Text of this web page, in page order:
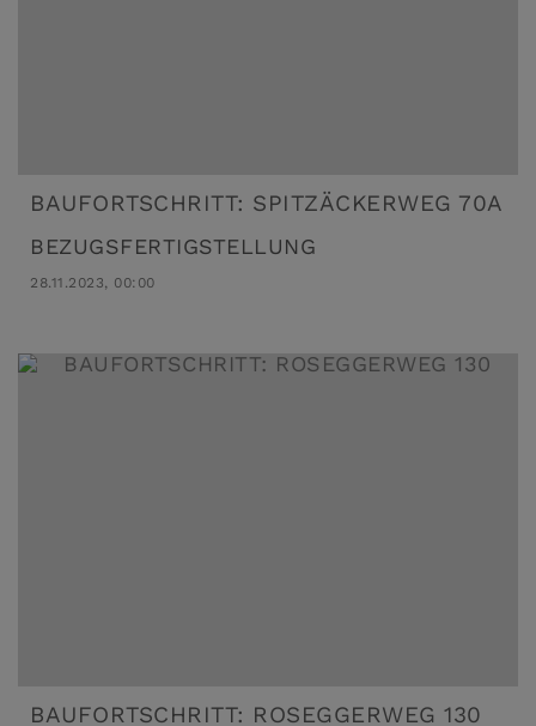
BAUFORTSCHRITT: SPITZÄCKERWEG 70A
BEZUGSFERTIGSTELLUNG
28.11.2023, 00:00
BAUFORTSCHRITT: ROSEGGERWEG 130